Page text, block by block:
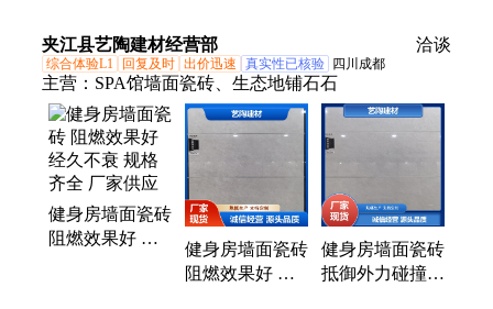
体同质 库存充
足
融佳 使用寿命
长
夹江县艺陶建材经营部 洽谈
综合体验L1 回复及时 出价迅速 真实性已核验 四川成都
主营： SPA馆墙面瓷砖、生态地铺石石
健身房墙面瓷砖
阻燃效果好 经
健身房墙面瓷砖
阻燃效果好 质
健身房墙面瓷砖
抵御外力碰撞